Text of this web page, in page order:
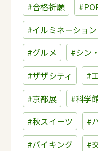
#合格祈願
#イルミネーション
#グルメ
#シン
#ザザシティ
#
#京都展
#科学
#秋スイーツ
#
#バイキング
#